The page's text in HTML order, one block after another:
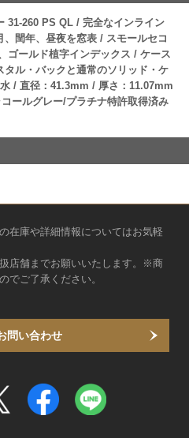
31‑260 PS QL / 完全なインライン
閏年、昼夜を窓表 / スモールセコ
ゴールド植字インデックス / ケース
ル・バックと通常のソリッド・ケ
/ 直径：41.3mm / 厚さ：11.07mm
ールグレー/プラチナ特許取得済み
の在庫や詳細情報についてはお気軽
店舗までお願いいたします。※商
でご了承ください。
問い合わせ